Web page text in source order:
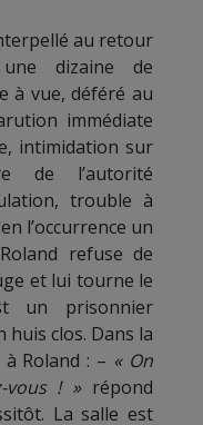
au retour
dizaine de
à vue, déféré au
immédiate
intimidation sur
de l’autorité
trouble à
l’occurrence un
refuse de
et lui tourne le
un prisonnier
huis clos. Dans la
Roland : – « On
vous ! »répond
La salle est